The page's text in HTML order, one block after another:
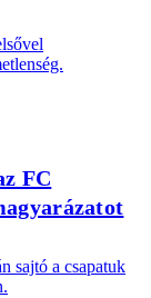
FC
sajtó a csapatuk